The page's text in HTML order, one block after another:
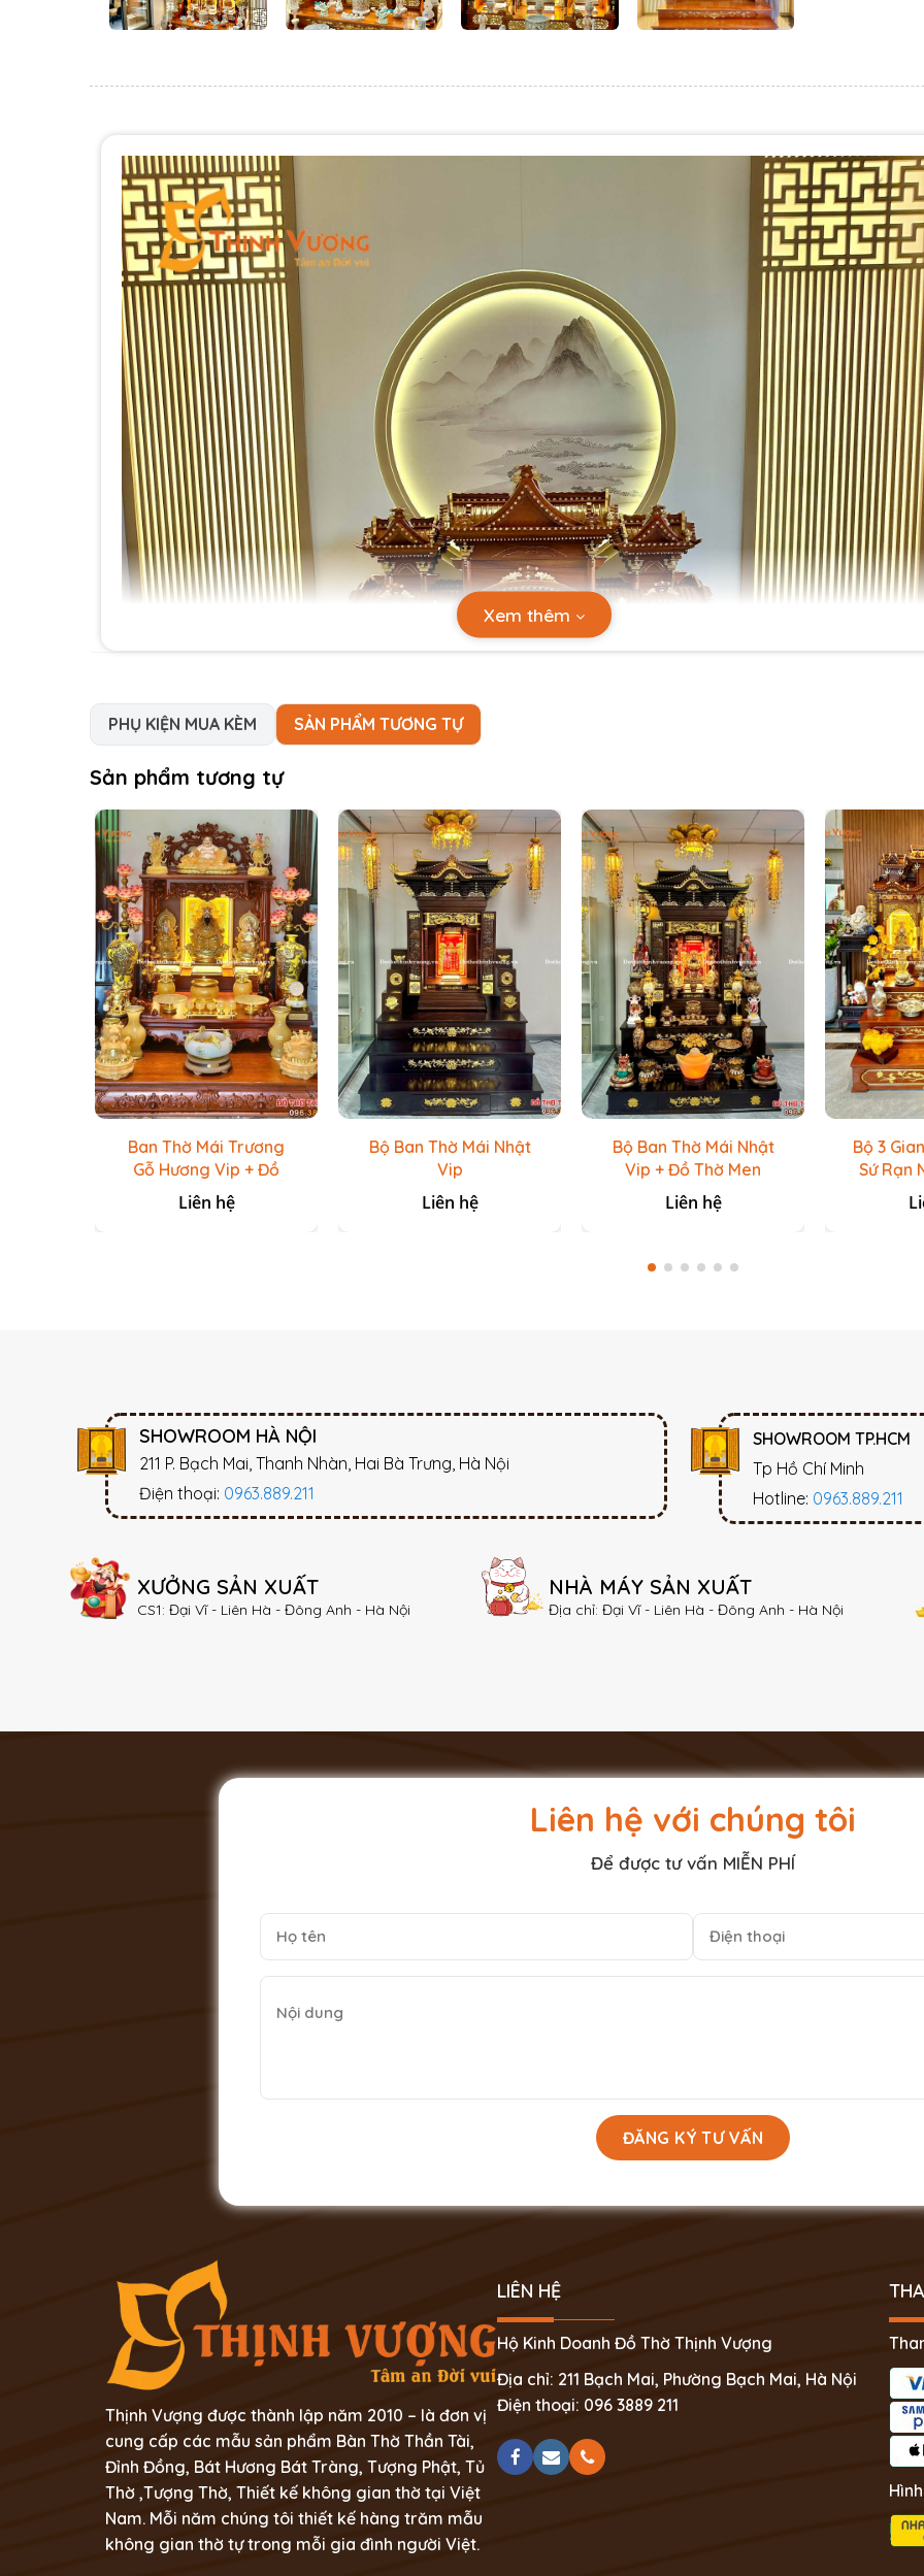
Xem thêm
PHỤ KIỆN MUA KÈM SẢN PHẨM TƯƠNG TỰ
Sản phẩm tương tự
Ban Thờ Mái Trương
Gỗ Hương Vip + Đồ
Thờ Đá Onix
Liên hệ
Bộ Ban Thờ Mái Nhật
Vip
Liên hệ
Bộ Ban Thờ Mái Nhật
Vip + Đồ Thờ Men
Hoàng Thổ Vẽ Vàng
Liên hệ
Bộ 3
Sứ Rạn
SHOWROOM HÀ NỘI
211 P. Bạch Mai, Thanh Nhàn, Hai Bà Trưng, Hà Nội
Điện thoại: 0963.889.211
SHOWROOM TP.HCM
Tp Hồ Chí Minh
Hotline: 0963.889.211
XƯỞNG SẢN XUẤT
CS1: Đại Vĩ - Liên Hà - Đông Anh - Hà Nội
NHÀ MÁY SẢN XUẤT
Địa chỉ: Đại Vĩ - Liên Hà - Đông Anh - Hà Nội
Liên hệ với chúng tôi
Để được tư vấn MIỄN PHÍ
Thịnh Vượng được thành lập năm 2010 – là đơn vị
cung cấp các mẫu sản phẩm Bàn Thờ Thần Tài,
Đỉnh Đồng, Bát Hương Bát Tràng, Tượng Phật, Tủ
Thờ ,Tượng Thờ, Thiết kế không gian thờ tại Việt
Nam. Mỗi năm chúng tôi thiết kế hàng trăm mẫu
không gian thờ tự trong mỗi gia đình người Việt.
LIÊN HỆ
Hộ Kinh Doanh Đồ Thờ Thịnh Vượng
Địa chỉ: 211 Bạch Mai, Phường Bạch Mai, Hà Nội
Điện thoại: 096 3889 211